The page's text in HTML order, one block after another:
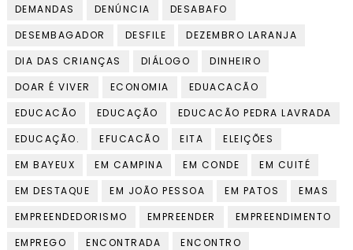
DEMANDAS
DENÚNCIA
DESABAFO
DESEMBAGADOR
DESFILE
DEZEMBRO LARANJA
DIA DAS CRIANÇAS
DIÁLOGO
DINHEIRO
DOAR É VIVER
ECONOMIA
EDUACACÃO
EDUCACÃO
EDUCAÇÃO
EDUCACÃO PEDRA LAVRADA
EDUCAÇÃO.
EFUCACÃO EITA
ELEIÇÕES
EM BAYEUX
EM CAMPINA EM CONDE
EM CUITÉ
EM DESTAQUE
EM JOÃO PESSOA EM PATOS
EMAS
EMPREENDEDORISMO
EMPREENDER
EMPREENDIMENTO
EMPREGO
ENCONTRADA
ENCONTRO